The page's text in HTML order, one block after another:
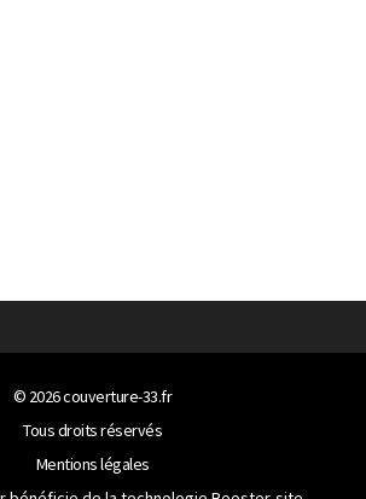
© 2026couverture-33.fr
Tous droits réservés
Mentions légales